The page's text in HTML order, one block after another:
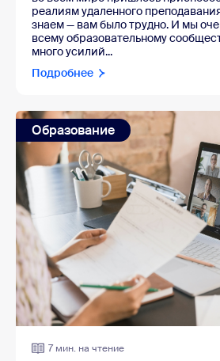
реалиям удаленного
знаем — вам было трудно. И мы
всему образовательному
много усилий...
Подробнее
Образование
7 мин. на чтение